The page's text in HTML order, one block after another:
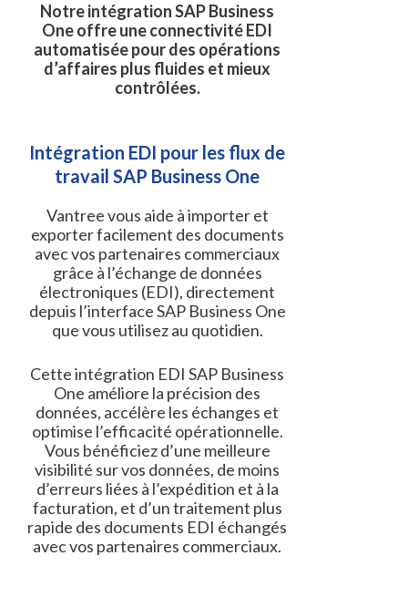
Notre intégration SAP Business
One offre une connectivité EDI
automatisée pour des opérations
d’affaires plus fluides et mieux
contrôlées.
Intégration EDI pour les flux de
travail SAP Business One
Vantree vous aide à importer et
exporter facilement des documents
avec vos partenaires commerciaux
grâce à l’échange de données
électroniques (EDI), directement
depuis l’interface SAP Business One
que vous utilisez au quotidien.
Cette intégration EDI SAP Business
One améliore la précision des
données, accélère les échanges et
optimise l’efficacité opérationnelle.
Vous bénéficiez d’une meilleure
visibilité sur vos données, de moins
d’erreurs liées à l’expédition et à la
facturation, et d’un traitement plus
rapide des documents EDI échangés
avec vos partenaires commerciaux.